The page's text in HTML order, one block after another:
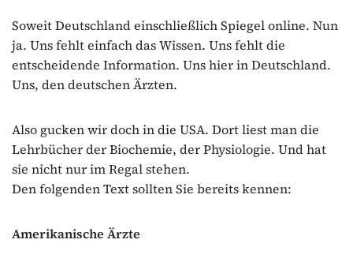
Soweit Deutschland einschließlich Spiegel online. Nun
ja. Uns fehlt einfach das Wissen. Uns fehlt die
entscheidende Information. Uns hier in Deutschland.
Uns, den deutschen Ärzten.
Also gucken wir doch in die USA. Dort liest man die
Lehrbücher der Biochemie, der Physiologie. Und hat
sie nicht nur im Regal stehen.
Den folgenden Text sollten Sie bereits kennen:
Amerikanische Ärzte